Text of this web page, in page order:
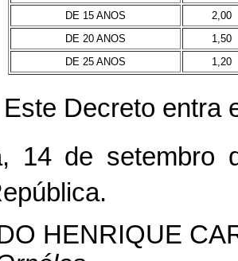
DE 15 ANOS
2,00
DE 20 ANOS
1,50
DE 25 ANOS
1,20
Este Decreto entra
14 de setembro
HENRIQUE